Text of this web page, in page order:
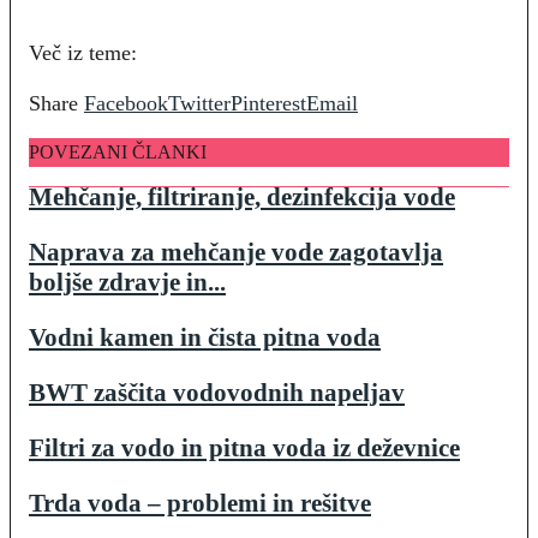
Več iz teme:
Share FacebookTwitterPinterestEmail
POVEZANI ČLANKI
Mehčanje, filtriranje, dezinfekcija vode
Naprava za mehčanje vode zagotavlja
boljše zdravje in...
Vodni kamen in čista pitna voda
BWT zaščita vodovodnih napeljav
Filtri za vodo in pitna voda iz deževnice
Trda voda – problemi in rešitve